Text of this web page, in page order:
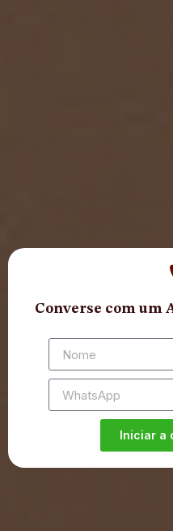
Converse com um
Iniciar a